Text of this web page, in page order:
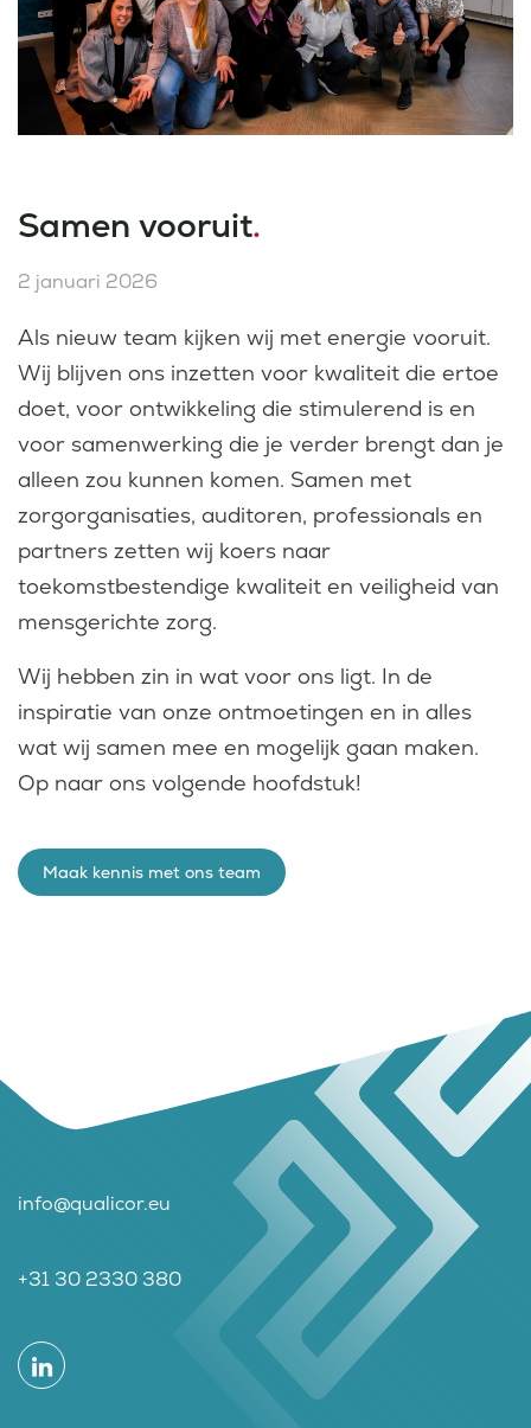
Samen vooruit.
2 januari 2026
Als nieuw team kijken wij met energie vooruit.
Wij blijven ons inzetten voor kwaliteit die ertoe
doet, voor ontwikkeling die stimulerend is en
voor samenwerking die je verder brengt dan je
alleen zou kunnen komen. Samen met
zorgorganisaties, auditoren, professionals en
partners zetten wij koers naar
toekomstbestendige kwaliteit en veiligheid van
mensgerichte zorg.
Wij hebben zin in wat voor ons ligt. In de
inspiratie van onze ontmoetingen en in alles
wat wij samen mee en mogelijk gaan maken.
Op naar ons volgende hoofdstuk!
Maak kennis met ons team
info@qualicor.eu
+31 30 2330 380